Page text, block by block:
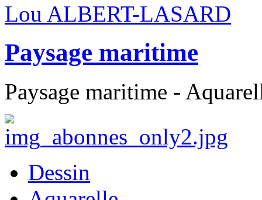
Lou ALBERT-LASARD
Paysage maritime
Paysage maritime -
Dessin